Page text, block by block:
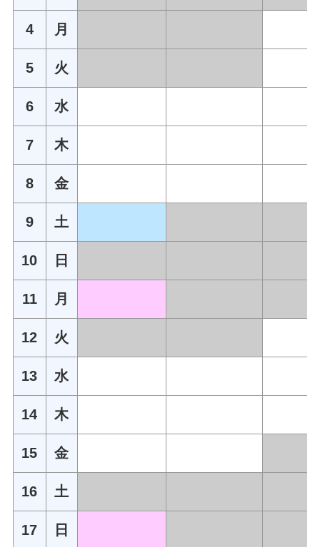
4 月
5 火
6 水
7 木
8 金
9 土
10 日
11 月
12 火
13 水
14 木
15 金
16 土
17 日